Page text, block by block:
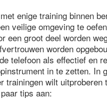
enige training binnen
veilige omgeving te
een groot deel worden
worden
telefoon als effectief en
in te zetten. In
trainingen wilt uitproberen
tips aan: